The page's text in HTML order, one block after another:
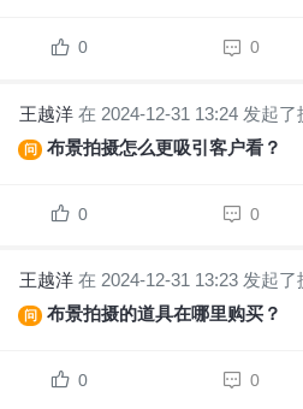
0 0
王越洋 在 2024-12-31 13:24 发起了
问 布景拍摄怎么更吸引客户看？
0 0
王越洋 在 2024-12-31 13:23 发起了
问 布景拍摄的道具在哪里购买？
0 0